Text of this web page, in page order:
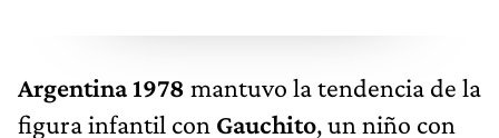
Argentina 1978 mantuvo la tendencia de la
figura infantil con Gauchito, un niño con